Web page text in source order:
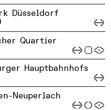
Düsseldorf
Quartier
Hauptbahnhofs
Neuperlach